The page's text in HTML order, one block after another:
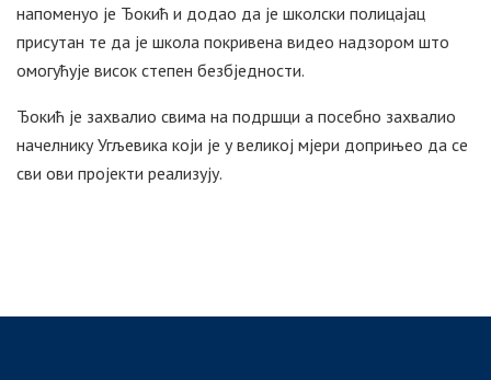
напоменуо је Ђокић и додао да је школски полицајац
присутан те да је школа покривена видео надзором што
омогућује висок степен безбједности.
Ђокић је захвалио свима на подршци а посебно захвалио
начелнику Угљевика који је у великој мјери доприњео да се
сви ови пројекти реализују.